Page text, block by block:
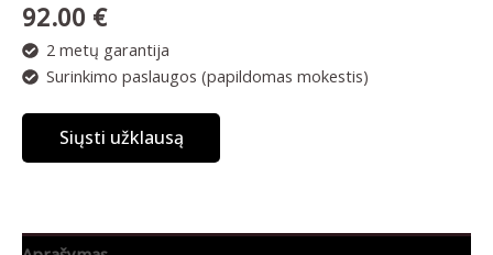
92.00 €
2 metų garantija
Surinkimo paslaugos (papildomas mokestis)
Siųsti užklausą